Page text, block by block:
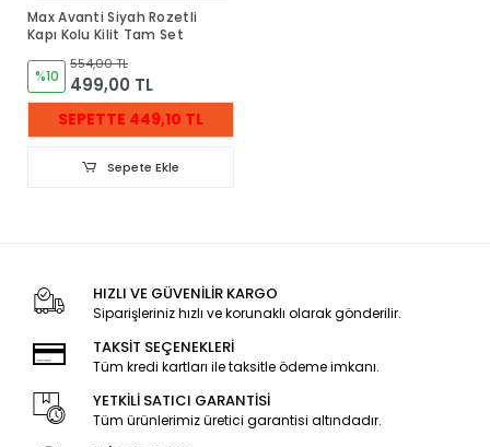
Max Avanti Siyah Rozetli
Kapı Kolu Kilit Tam Set
%10
554,00 TL
499,00 TL
SEPETTE 449,10 TL
Sepete Ekle
HIZLI VE GÜVENİLİR KARGO
Siparişleriniz hızlı ve korunaklı olarak gönderilir.
TAKSİT SEÇENEKLERİ
Tüm kredi kartları ile taksitle ödeme imkanı.
YETKİLİ SATICI GARANTİSİ
Tüm ürünlerimiz üretici garantisi altındadır.